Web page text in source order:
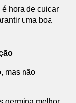
hora de cuidar
uma boa
mas não
germina melhor